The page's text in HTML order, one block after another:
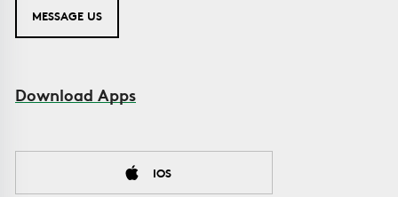
MESSAGE US
Download Apps
IOS